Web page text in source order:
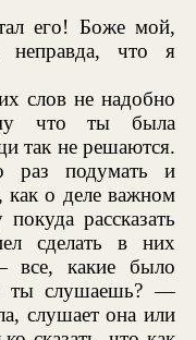
его! Боже мой,
неправда, что я
слов не надобно
что ты была
так не решаются.
подумать и
как о деле важном
рассказать
сделать в них
все, какие было
ты слушаешь? —
слушает она или